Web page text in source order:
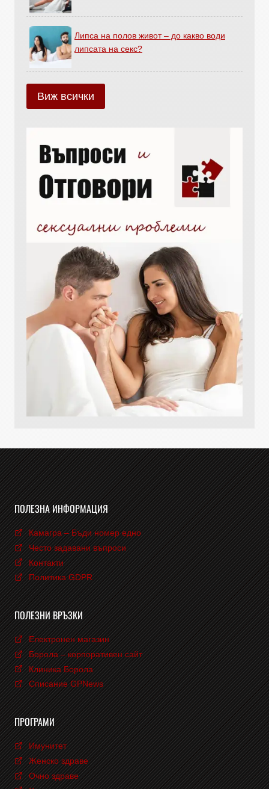
Липса на полов живот – до какво води
липсата на секс?
Виж всички
ПОЛЕЗНА ИНФОРМАЦИЯ
Камагра – Бъди номер едно
Често задавани въпроси
Контакти
Политика GDPR
ПОЛЕЗНИ ВРЪЗКИ
Електронен магазин
Борола – корпоративен сайт
Клиника Борола
Списание GPNews
ПРОГРАМИ
Имунитет
Женско здраве
Очно здраве